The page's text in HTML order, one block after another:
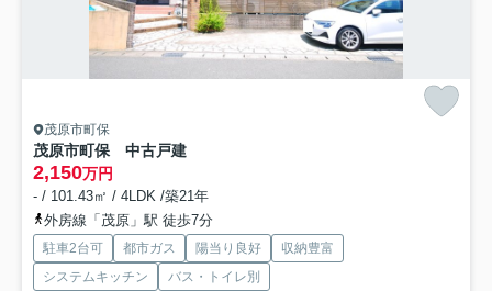
茂原市町保
茂原市町保 中古戸建
2,150万円
- / 101.43㎡ / 4LDK /築21年
外房線「茂原」駅 徒歩7分
駐車2台可 都市ガス 陽当り良好
収納豊富
システムキッチン
バス・トイレ別